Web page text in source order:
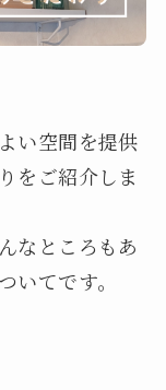
い空間を提供
をご紹介しま
なところもあ
いてです。